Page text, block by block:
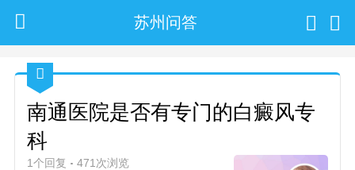
苏州问答
南通医院是否有专门的白癜风专
科
1个回复
471次浏览